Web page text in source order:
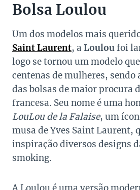
Bolsa Loulou
Um dos modelos mais
Saint Laurent, a Louloufoi
logo se tornou um modelo
centenas de mulheres,
das bolsas de maior procura
francesa. Seu nome é uma
LouLou de la Falaise, um
musa de Yves Saint Laurent,
inspiração diversos designs
smoking.